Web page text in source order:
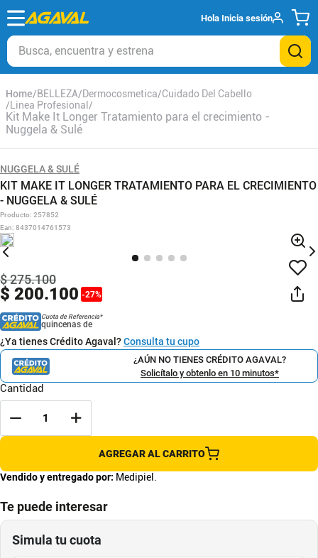
Hola Inicia sesión
Busca, encuentra y estrena
BELLEZA Dermocosmetica Cuidado Del Cabello
Linea Profesional
Kit Make It Longer Tratamiento para el crecimiento -
Nuggela & Sulé
NUGGELA & SULÉ
KIT MAKE IT LONGER TRATAMIENTO PARA EL CRECIMIENTO
- NUGGELA & SULÉ
Producto: 257852
Ean: 8437014761573
$ 200.100 -27%
$275.100
Cuota de Referencia*
quincenas de
¿Ya tienes Crédito Agaval?Consulta tu cupo
¿AÚN NO TIENES CRÉDITO AGAVAL?
Solicítalo y obtenlo en 10 minutos*
Cantidad
AGREGAR AL CARRITO
Vendido y entregado por: Medipiel.
Te puede interesar
Sérum Liss Unlimited Control Anti